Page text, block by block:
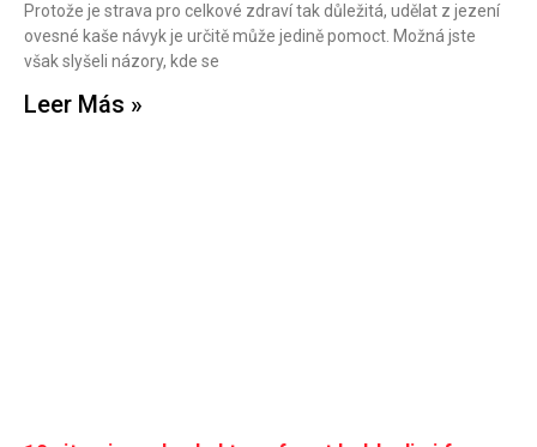
Protože je strava pro celkové zdraví tak důležitá, udělat z jezení
ovesné kaše návyk je určitě může jedině pomoct. Možná jste
však slyšeli názory, kde se
Leer Más »